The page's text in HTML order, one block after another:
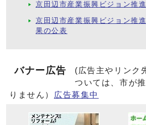
京田辺市産業振興ビジョン推
京田辺市産業振興ビジョン推
果の公表
バナー広告
(広告主やリンク
ついては、市が
りません）
広告募集中